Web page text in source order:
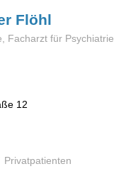
Flöhl
Facharzt für Psychiatrie
12
Privatpatienten